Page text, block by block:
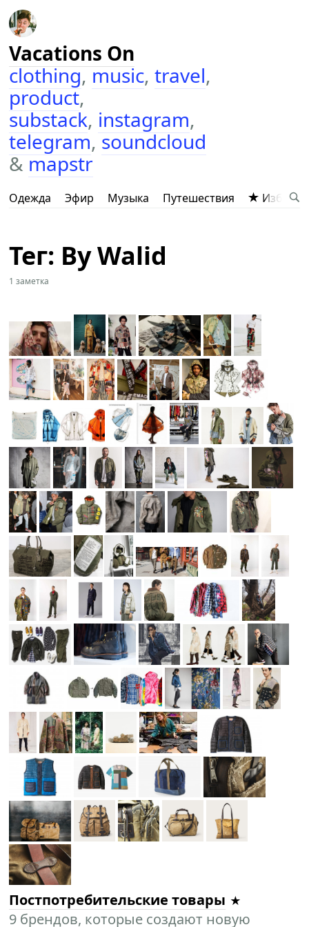
Vacations On
clothing,music,travel,
product,
substack, instagram,
telegram,soundcloud
&mapstr
Одежда Эфир Музыка Путешествия
Тег: By Walid
1 заметка
Постпотребительские товары
9 брендов, которые создают новую